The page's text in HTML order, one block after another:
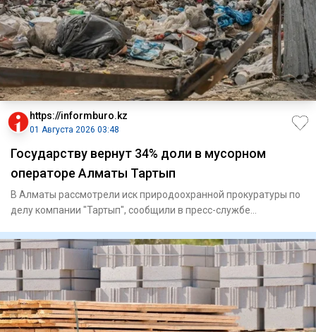
https://informburo.kz
01 Августа 2026 03:48
Государству вернут 34% доли в мусорном
операторе Алматы Тартып
В Алматы рассмотрели иск природоохранной прокуратуры по
делу компании "Тартып", сообщили в пресс-службе